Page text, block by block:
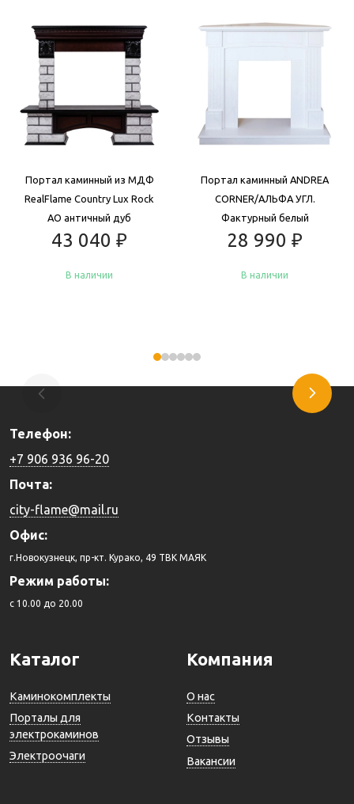
Портал каминный из МДФ
RealFlame Country Lux Rock
AO античный дуб
43 040 ₽
В наличии
Портал каминный ANDREA
CORNER/АЛЬФА УГЛ.
Фактурный белый
28 990 ₽
В наличии
Телефон:
+7 906 936 96-20
Почта:
city-flame@mail.ru
Офис:
г.Новокузнецк, пр-кт. Курако, 49 ТВК МАЯК
Режим работы:
c 10.00 до 20.00
Каталог
Каминокомплекты
Порталы для
электрокаминов
Электроочаги
Компания
О нас
Контакты
Отзывы
Вакансии